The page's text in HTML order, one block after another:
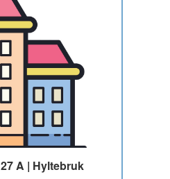
A | Hyltebruk